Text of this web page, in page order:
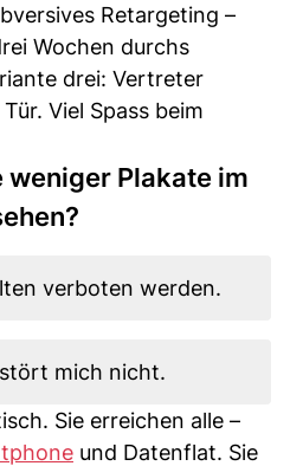
Retargeting –
Wochen durchs
drei: Vertreter
Viel Spass beim
Plakate im
verboten werden.
mich nicht.
Sie erreichen alle –
und Datenflat. Sie